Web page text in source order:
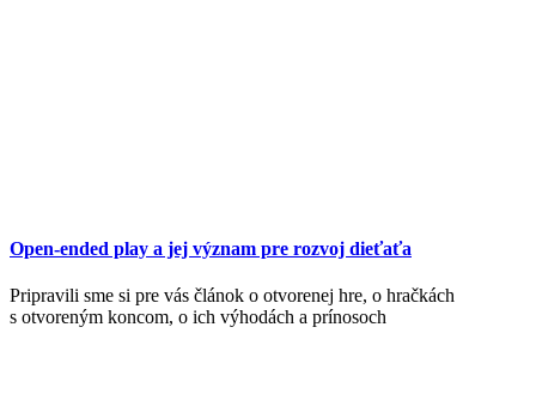
Open-ended play a jej význam pre rozvoj dieťaťa
Pripravili sme si pre vás článok o otvorenej hre, o hračkách
s otvoreným koncom, o ich výhodách a prínosoch